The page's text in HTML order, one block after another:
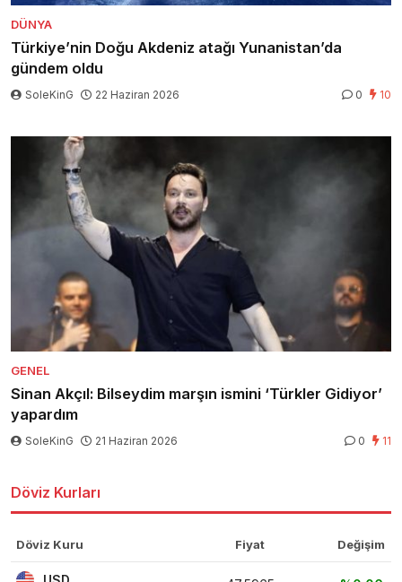
DÜNYA
Türkiye’nin Doğu Akdeniz atağı Yunanistan’da
gündem oldu
SoleKinG 22 Haziran 2026 0 10
GENEL
Sinan Akçıl: Bilseydim marşın ismini ‘Türkler Gidiyor’
yapardım
SoleKinG 21 Haziran 2026 0 11
Döviz Kurları
Döviz Kuru Fiyat Değişim